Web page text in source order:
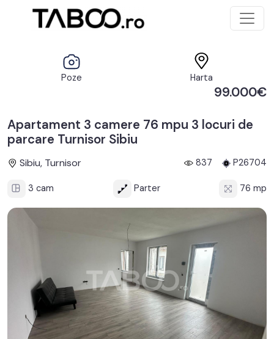
Poze Harta
99.000€
Apartament 3 camere 76 mpu 3 locuri de
parcare Turnisor Sibiu
Sibiu, Turnisor 837 P26704
3 cam Parter 76 mp